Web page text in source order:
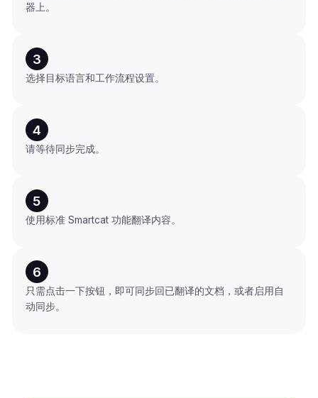
器上。
3
选择目标语言和工作流程设置。
4
请等待同步完成。
5
使用标准 Smartcat 功能翻译内容。
6
只需点击一下按钮，即可同步回已翻译的文档，或者启用自
动同步。